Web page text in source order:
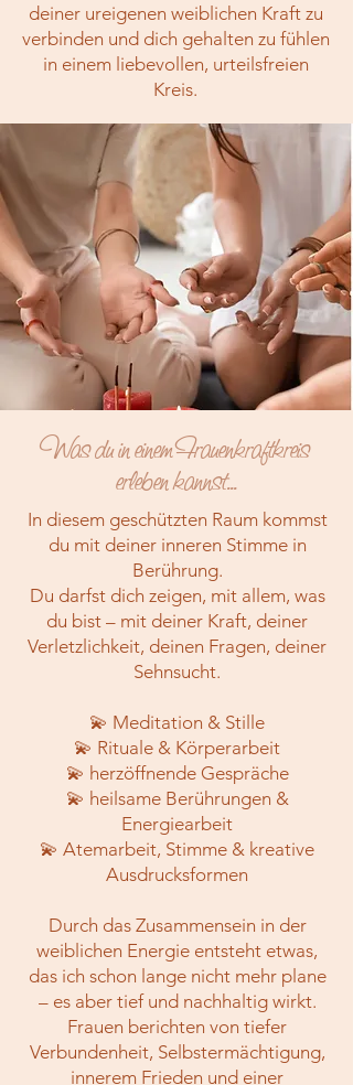
deiner ureigenen weiblichen Kraft zu
verbinden und dich gehalten zu fühlen
in einem liebevollen, urteilsfreien
Kreis.
Was du in einem Frauenkraftkreis
erleben kannst...
In diesem geschützten Raum kommst
du mit deiner inneren Stimme in
Berührung.
Du darfst dich zeigen, mit allem, was
du bist – mit deiner Kraft, deiner
Verletzlichkeit, deinen Fragen, deiner
Sehnsucht.
💫 Meditation & Stille
💫 Rituale & Körperarbeit
💫 herzöffnende Gespräche
💫 heilsame Berührungen &
Energiearbeit
💫 Atemarbeit, Stimme & kreative
Ausdrucksformen
Durch das Zusammensein in der
weiblichen Energie entsteht etwas,
das ich schon lange nicht mehr plane
– es aber tief und nachhaltig wirkt.
Frauen berichten von tiefer
Verbundenheit, Selbstermächtigung,
innerem Frieden und einer